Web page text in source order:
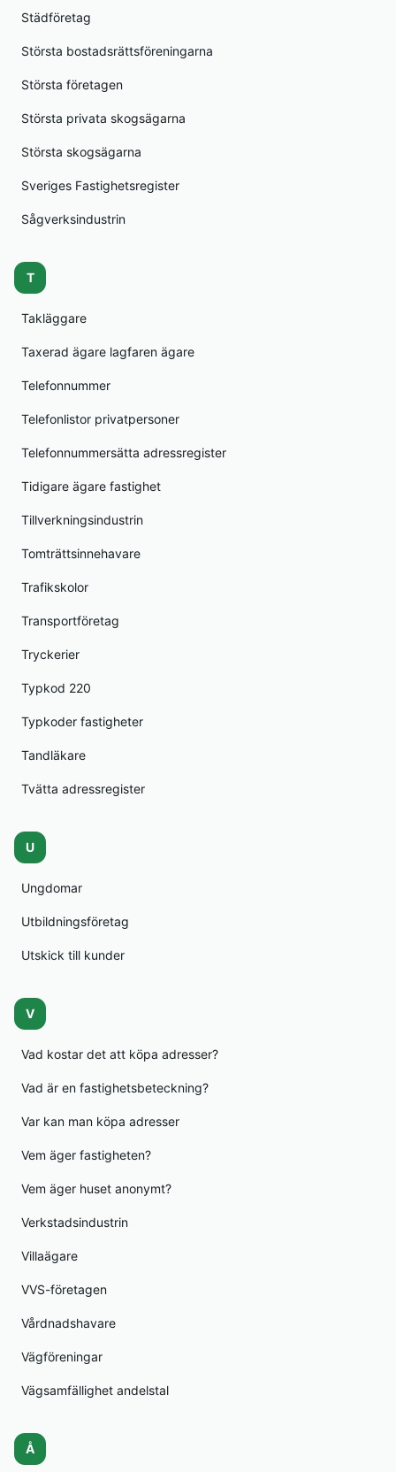
Städföretag
Största bostadsrättsföreningarna
Största företagen
Största privata skogsägarna
Största skogsägarna
Sveriges Fastighetsregister
Sågverksindustrin
T
Takläggare
Taxerad ägare lagfaren ägare
Telefonnummer
Telefonlistor privatpersoner
Telefonnummersätta adressregister
Tidigare ägare fastighet
Tillverkningsindustrin
Tomträttsinnehavare
Trafikskolor
Transportföretag
Tryckerier
Typkod 220
Typkoder fastigheter
Tandläkare
Tvätta adressregister
U
Ungdomar
Utbildningsföretag
Utskick till kunder
V
Vad kostar det att köpa adresser?
Vad är en fastighetsbeteckning?
Var kan man köpa adresser
Vem äger fastigheten?
Vem äger huset anonymt?
Verkstadsindustrin
Villaägare
VVS-företagen
Vårdnadshavare
Vägföreningar
Vägsamfällighet andelstal
Å